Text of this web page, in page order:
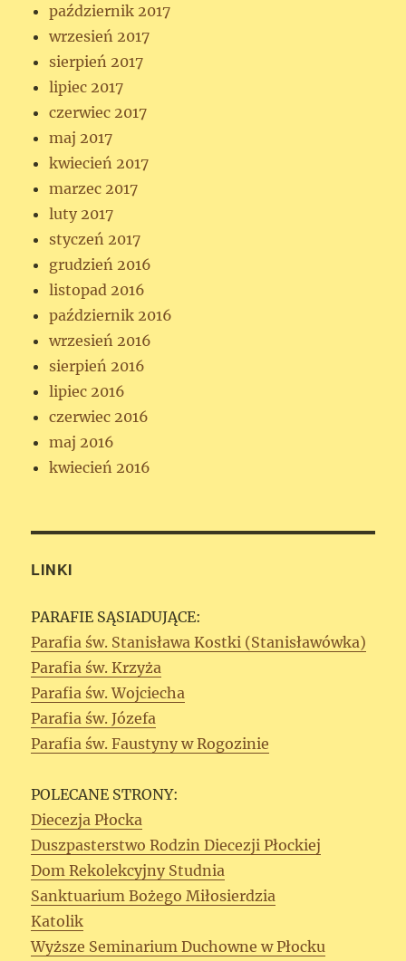
październik 2017
wrzesień 2017
sierpień 2017
lipiec 2017
czerwiec 2017
maj 2017
kwiecień 2017
marzec 2017
luty 2017
styczeń 2017
grudzień 2016
listopad 2016
październik 2016
wrzesień 2016
sierpień 2016
lipiec 2016
czerwiec 2016
maj 2016
kwiecień 2016
LINKI
PARAFIE SĄSIADUJĄCE:
Parafia św. Stanisława Kostki (Stanisławówka)
Parafia św. Krzyża
Parafia św. Wojciecha
Parafia św. Józefa
Parafia św. Faustyny w Rogozinie
POLECANE STRONY:
Diecezja Płocka
Duszpasterstwo Rodzin Diecezji Płockiej
Dom Rekolekcyjny Studnia
Sanktuarium Bożego Miłosierdzia
Katolik
Wyższe Seminarium Duchowne w Płocku